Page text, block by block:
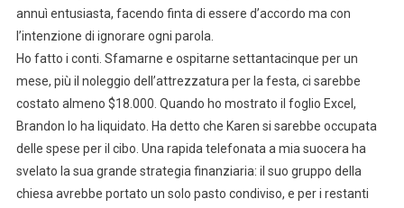
annuì entusiasta, facendo finta di essere d’accordo ma con
l’intenzione di ignorare ogni parola.
Ho fatto i conti. Sfamarne e ospitarne settantacinque per un
mese, più il noleggio dell’attrezzatura per la festa, ci sarebbe
costato almeno $18.000. Quando ho mostrato il foglio Excel,
Brandon lo ha liquidato. Ha detto che Karen si sarebbe occupata
delle spese per il cibo. Una rapida telefonata a mia suocera ha
svelato la sua grande strategia finanziaria: il suo gruppo della
chiesa avrebbe portato un solo pasto condiviso, e per i restanti